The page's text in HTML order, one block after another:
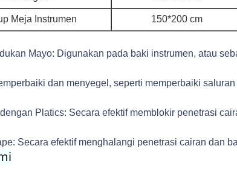
Meja Instrumen 150*200 cm
Mayo: Digunakan pada baki instrumen, atau
dan menyegel, seperti memperbaiki
Platics: Secara efektif memblokir penetrasi
Secara efektif menghalangi penetrasi cairan dan